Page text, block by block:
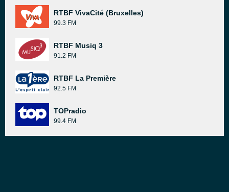
RTBF VivaCité (Bruxelles)
99.3 FM
RTBF Musiq 3
91.2 FM
RTBF La Première
92.5 FM
TOPradio
99.4 FM